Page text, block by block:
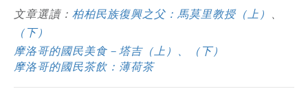
文章選讀： 柏柏民族復興之父：馬莫里教授（上）
（下）
摩洛哥的國民美食－塔吉（上）
、
（下）
摩洛哥的國民茶飲：薄荷茶